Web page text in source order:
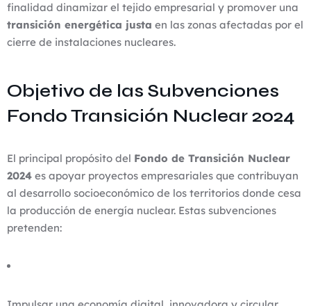
finalidad dinamizar el tejido empresarial y promover una
transición energética justa en las zonas afectadas por el
cierre de instalaciones nucleares.
Objetivo de las Subvenciones
Fondo Transición Nuclear 2024
El principal propósito del Fondo de Transición Nuclear
2024 es apoyar proyectos empresariales que contribuyan
al desarrollo socioeconómico de los territorios donde cesa
la producción de energía nuclear. Estas subvenciones
pretenden: